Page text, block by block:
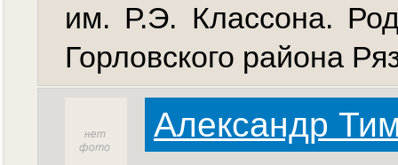
им. Р.Э. Классона.
Горловского района
Александр